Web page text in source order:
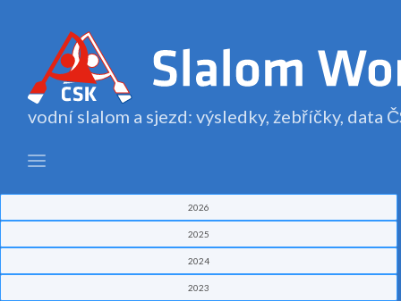
vodní slalom a sjezd: výsledky, žebříčky, data
2026
2025
2024
2023